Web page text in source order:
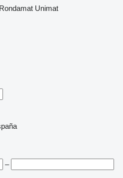
Rondamat Unimat
–